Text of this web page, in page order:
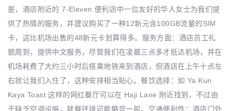
是，酒店附近的 7-Eleven 便利店中一位友好的华人女士为我们提
供了热情的服务，并建议购买了一种12新元含100GB流量的SIM
卡，这比机场出售的48新元卡划算得多。服务方面：酒店员工礼
貌周到，提供中文服务，尽管我们在凌晨三点多才抵达机场，并在
机场耗费了大约三小时后搭乘地铁来到酒店，但酒店在上午十点左
右就让我们入住了，这种安排相当贴心。餐饮选择：如 Ya Kun
Kaya Toast 这样的网红餐厅可以在 Haji Lane 附近找到，不过由
于缺乏空调设施，就餐环境可能略显一般。交通便利性：酒店门外